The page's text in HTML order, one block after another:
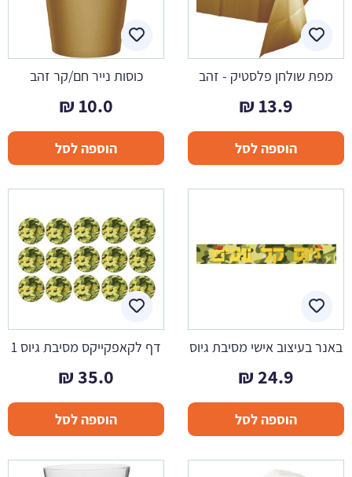
מפת שולחן פלסטיק - זהב
13.9
₪
הוספה לסל
כוסות נייר חם/קר זהב
10.0
₪
הוספה לסל
באנר בעיצוב אישי מסיבת גיוס
24.9
₪
הוספה לסל
דף לקאפקייקס מסיבת גיוס 1
35.0
₪
הוספה לסל